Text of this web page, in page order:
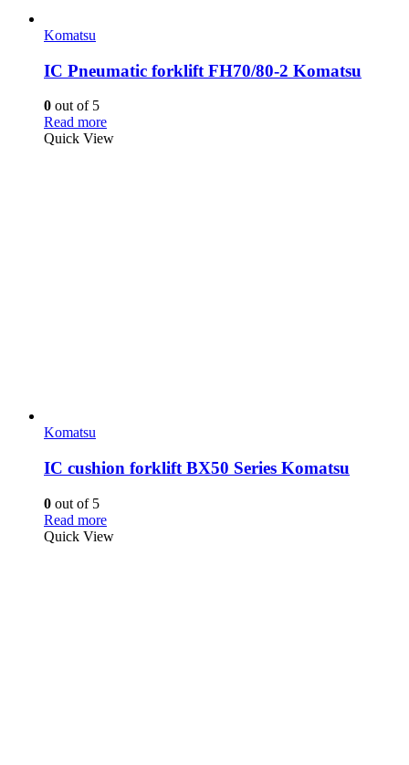
Komatsu
IC Pneumatic forklift FH70/80-2 Komatsu
0 out of 5
Read more
Quick View
Komatsu
IC cushion forklift BX50 Series Komatsu
0 out of 5
Read more
Quick View